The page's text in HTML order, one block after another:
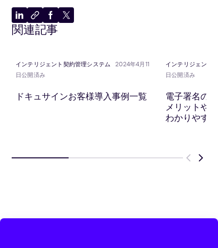
LinkedIn
に
ク
リ
ボ
ー
に
Facebook
に
X
関連記事
インテリジェント契約管理システム
2024年4月11
日公開済み
ドキュサインお客様導入事例一覧
インテリジェント
日公開済み
電子署名の
メリットや
わかりやす
Previous
Next